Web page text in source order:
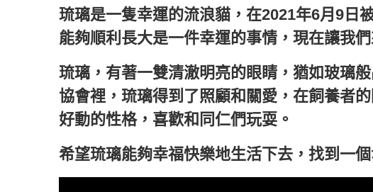
琉璃是一隻幸運的流浪貓，在2021年6月9日
能夠順利長大是一件幸運的事情，現在讓我
琉璃，有著一雙清澈明亮的眼睛，猶如玻璃
協會裡，琉璃得到了照顧和關愛，在飼養者
好動的性格，喜歡和同仁們玩耍。
希望琉璃能夠幸福快樂地生活下去，找到一